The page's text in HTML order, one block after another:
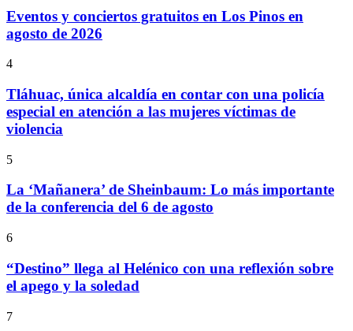
Eventos y conciertos gratuitos en Los Pinos en
agosto de 2026
4
Tláhuac, única alcaldía en contar con una policía
especial en atención a las mujeres víctimas de
violencia
5
La ‘Mañanera’ de Sheinbaum: Lo más importante
de la conferencia del 6 de agosto
6
“Destino” llega al Helénico con una reflexión sobre
el apego y la soledad
7